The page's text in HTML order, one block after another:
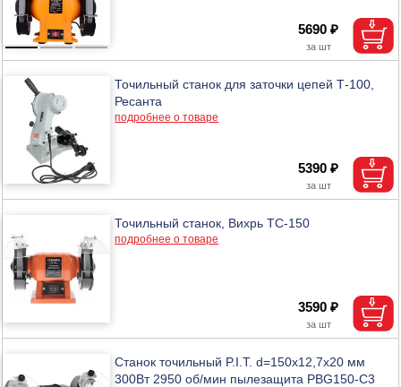
5690 ₽
Точильный станок для заточки цепей Т-100,
Ресанта
подробнее о товаре
5390 ₽
Точильный станок, Вихрь ТС-150
подробнее о товаре
3590 ₽
Станок точильный P.I.T. d=150х12,7х20 мм
300Вт 2950 об/мин пылезащита PBG150-C3